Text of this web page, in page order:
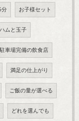
分 お子様セット
ハムと玉子
駐車場完備の飲食店
満足の仕上がり
ご飯の量が選べる
どれを選んでも